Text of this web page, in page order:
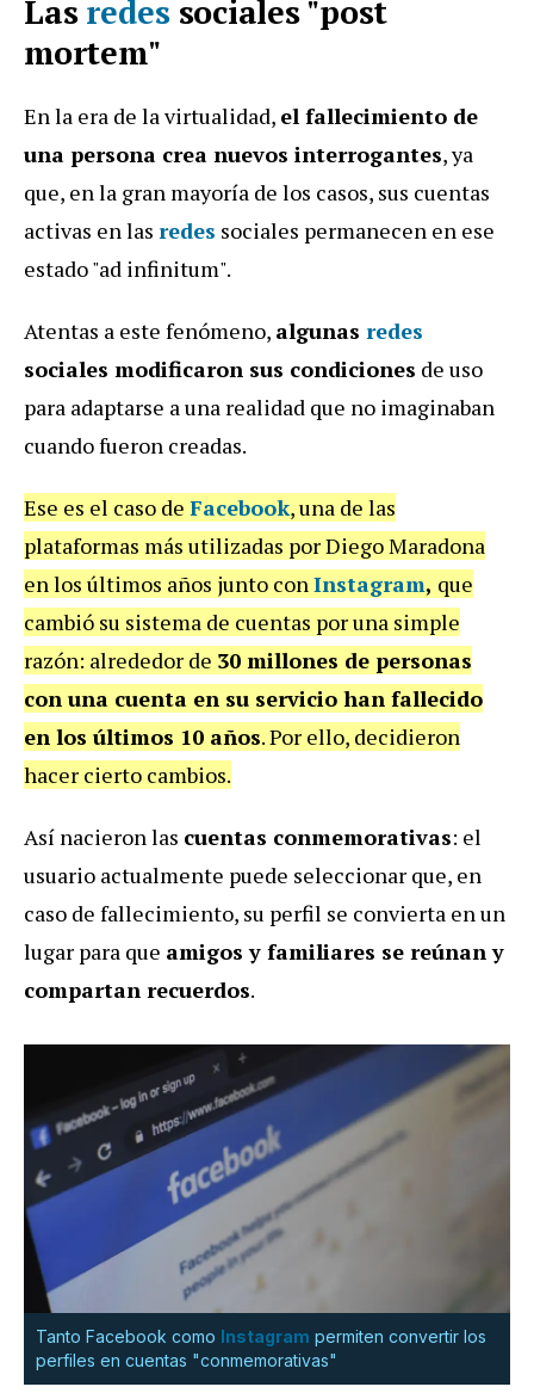
Lasredessociales "post
mortem"
En la era de la virtualidad, el fallecimiento de
una persona crea nuevos interrogantes, ya
que, en la gran mayoría de los casos, sus cuentas
activas en las redes sociales permanecen en ese
estado "ad infinitum".
Atentas a este fenómeno, algunas redes
sociales modificaron sus condiciones de uso
para adaptarse a una realidad que no imaginaban
cuando fueron creadas.
Ese es el caso de Facebook, una de las
plataformas más utilizadas por Diego Maradona
en los últimos años junto conInstagram, que
cambió su sistema de cuentas por una simple
razón: alrededor de 30 millones de personas
con una cuenta en su servicio han fallecido
en los últimos 10 años. Por ello, decidieron
hacer cierto cambios.
Así nacieron las cuentas conmemorativas: el
usuario actualmente puede seleccionar que, en
caso de fallecimiento, su perfil se convierta en un
lugar para que amigos y familiares se reúnan y
compartan recuerdos.
Tanto Facebook como Instagram permiten convertir los
perfiles en cuentas "conmemorativas"